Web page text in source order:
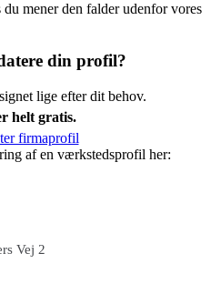
mener den falder udenfor vores
din profil?
lige efter dit behov.
helt gratis.
firmaprofil
af en værkstedsprofil her:
Vej 2